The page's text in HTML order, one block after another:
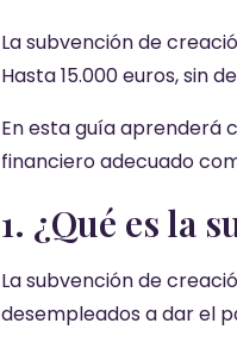
La subvención de
Hasta 15.000 euros, sin
En esta guía aprenderá
financiero adecuado
1. ¿Qué es la
La subvención de
desempleados a dar el